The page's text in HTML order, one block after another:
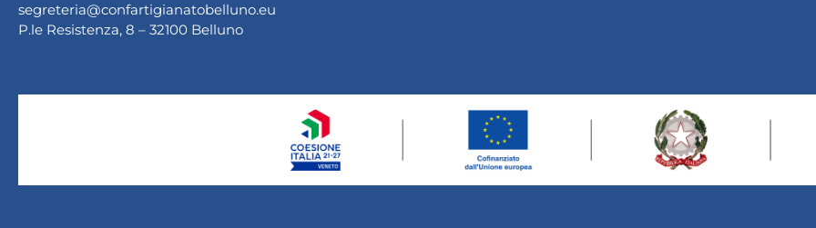
segreteria@confartigianatobelluno.eu
P.le Resistenza, 8 – 32100 Belluno